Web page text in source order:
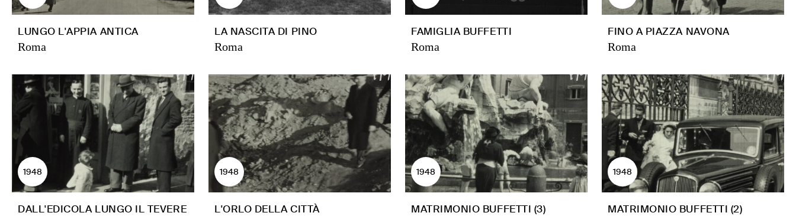
LUNGO L'APPIA ANTICA
Roma
LA NASCITA DI PINO
Roma
FAMIGLIA BUFFETTI
Roma
FINO A PIAZZA NAVONA
Roma
1948
DALL'EDICOLA LUNGO IL TEVERE
1948
L'ORLO DELLA CITTÀ
1948
MATRIMONIO BUFFETTI (3)
1948
MATRIMONIO BUFFETTI (2)